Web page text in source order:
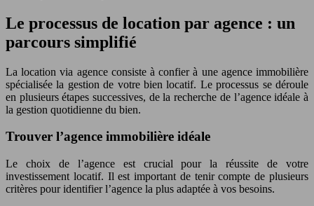
Le processus de location par agence : un
parcours simplifié
La location via agence consiste à confier à une agence immobilière
spécialisée la gestion de votre bien locatif. Le processus se déroule
en plusieurs étapes successives, de la recherche de l’agence idéale à
la gestion quotidienne du bien.
Trouver l’agence immobilière idéale
Le choix de l’agence est crucial pour la réussite de votre
investissement locatif. Il est important de tenir compte de plusieurs
critères pour identifier l’agence la plus adaptée à vos besoins.